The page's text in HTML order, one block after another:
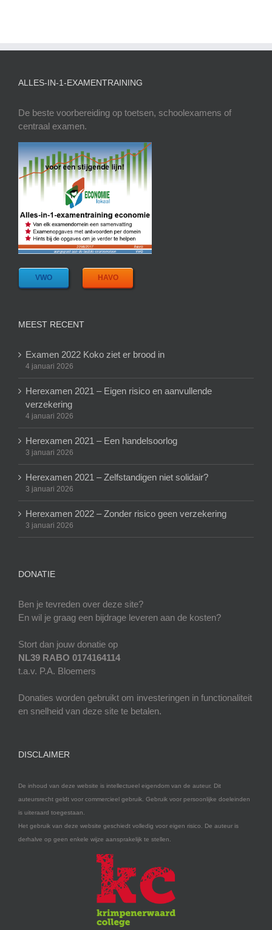
ALLES-IN-1-EXAMENTRAINING
De beste voorbereiding op toetsen, schoolexamens of
centraal examen.
VWO HAVO
MEEST RECENT
Examen 2022 Koko ziet er brood in
4 januari 2026
Herexamen 2021 – Eigen risico en aanvullende
verzekering
4 januari 2026
Herexamen 2021 – Een handelsoorlog
3 januari 2026
Herexamen 2021 – Zelfstandigen niet solidair?
3 januari 2026
Herexamen 2022 – Zonder risico geen verzekering
3 januari 2026
DONATIE
Ben je tevreden over deze site?
En wil je graag een bijdrage leveren aan de kosten?
Stort dan jouw donatie op
NL39 RABO 0174164114
t.a.v. P.A. Bloemers
Donaties worden gebruikt om investeringen in functionaliteit
en snelheid van deze site te betalen.
DISCLAIMER
De inhoud van deze website is intellectueel eigendom van de auteur. Dit
auteursrecht geldt voor commercieel gebruik. Gebruik voor persoonlijke doeleinden
is uiteraard toegestaan.
Het gebruik van deze website geschiedt volledig voor eigen risico. De auteur is
derhalve op geen enkele wijze aansprakelijk te stellen.